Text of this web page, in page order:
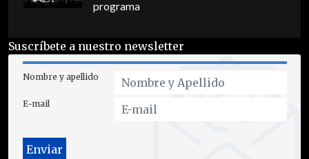
programa
Suscríbete a nuestro newsletter
Nombre y apellido
E-mail